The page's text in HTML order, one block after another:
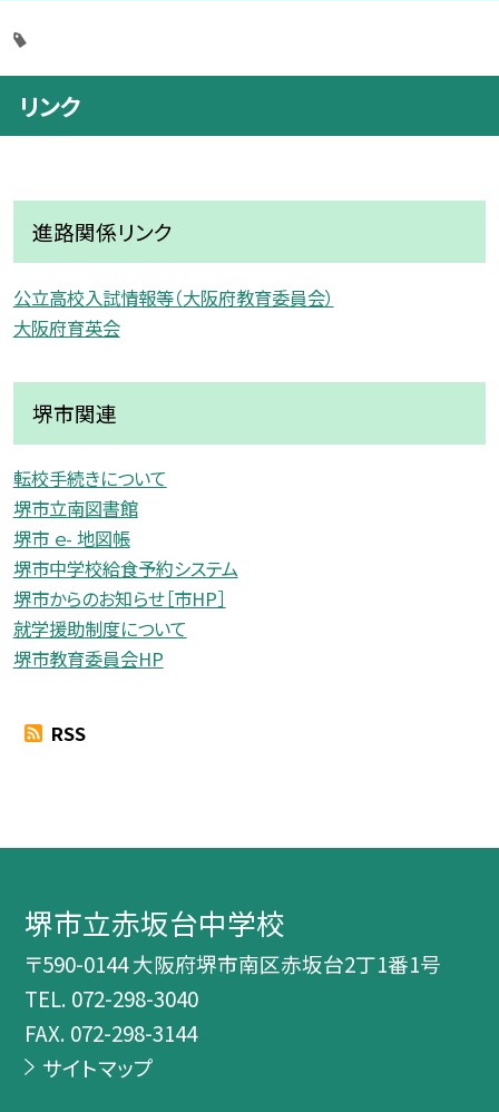
リンク
進路関係リンク
公立高校入試情報等（大阪府教育委員会）
大阪府育英会
堺市関連
転校手続きについて
堺市立南図書館
堺市 ｅ- 地図帳
堺市中学校給食予約システム
堺市からのお知らせ［市HP］
就学援助制度について
堺市教育委員会HP
RSS
堺市立赤坂台中学校
〒590-0144 大阪府堺市南区赤坂台2丁1番1号
TEL. 072-298-3040
FAX. 072-298-3144
サイトマップ